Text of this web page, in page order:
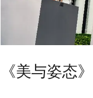
《美与姿态》